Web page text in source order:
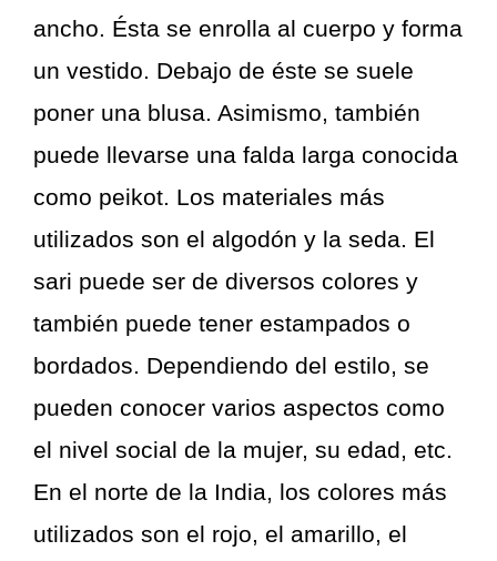
ancho. Ésta se enrolla al cuerpo y forma
un vestido. Debajo de éste se suele
poner una blusa. Asimismo, también
puede llevarse una falda larga conocida
como peikot. Los materiales más
utilizados son el algodón y la seda. El
sari puede ser de diversos colores y
también puede tener estampados o
bordados. Dependiendo del estilo, se
pueden conocer varios aspectos como
el nivel social de la mujer, su edad, etc.
En el norte de la India, los colores más
utilizados son el rojo, el amarillo, el